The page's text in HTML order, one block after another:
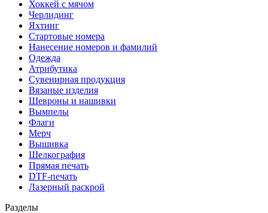
Хоккей с мячом
Черлидинг
Яхтинг
Стартовые номера
Нанесение номеров и фамилий
Одежда
Атрибутика
Сувенирная продукция
Вязаные изделия
Шевроны и нашивки
Вымпелы
Флаги
Мерч
Вышивка
Шелкография
Прямая печать
DTF-печать
Лазерный раскрой
Разделы